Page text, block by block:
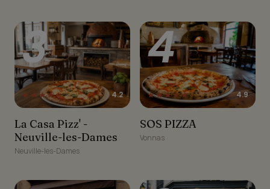
La Casa Pizz' - Neuville-
les-Dames
3
★★★★☆ 4.2
La Casa Pizz' -
Neuville-les-Dames
Neuville-les-Dames
SOS PIZZA
4
★★★★★ 4.9
SOS PIZZA
Vonnas